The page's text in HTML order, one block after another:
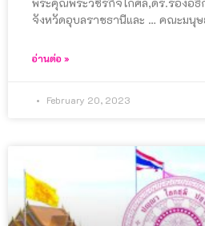
จังหวัดอุบลราชธานีและ … คณะมนุ
อ่านต่อ »
February 20, 2023